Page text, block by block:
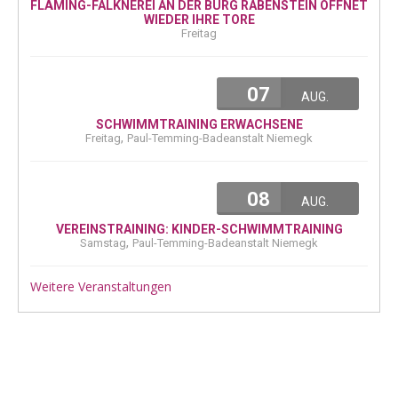
FLÄMING-FALKNEREI AN DER BURG RABENSTEIN ÖFFNET
WIEDER IHRE TORE
Freitag
07
AUG.
SCHWIMMTRAINING ERWACHSENE
Freitag, Paul-Temming-Badeanstalt Niemegk
08
AUG.
VEREINSTRAINING: KINDER-SCHWIMMTRAINING
Samstag, Paul-Temming-Badeanstalt Niemegk
Weitere Veranstaltungen